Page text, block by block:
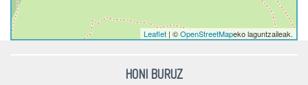
Leaflet | ©OpenStreetMapeko laguntzaileak.
HONI BURUZ